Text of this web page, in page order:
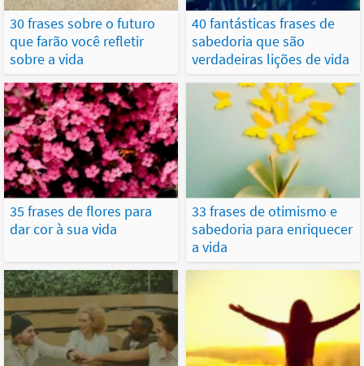
30 frases sobre o futuro
que farão você refletir
sobre a vida
40 fantásticas frases de
sabedoria que são
verdadeiras lições de vida
35 frases de flores para
dar cor à sua vida
33 frases de otimismo e
sabedoria para enriquecer
a vida